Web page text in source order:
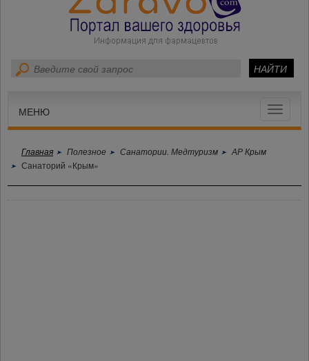
Toggle
МЕНЮ
Главная Полезное Санатории. Медтуризм
АР Крым
Санаторий «Крым»